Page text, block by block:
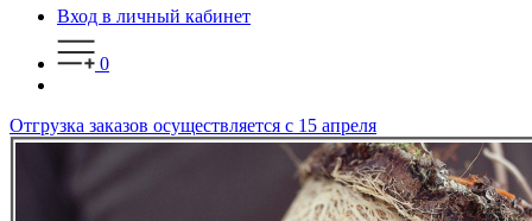
Вход в личный кабинет
0
Отгрузка заказов осуществляется с 15 апреля